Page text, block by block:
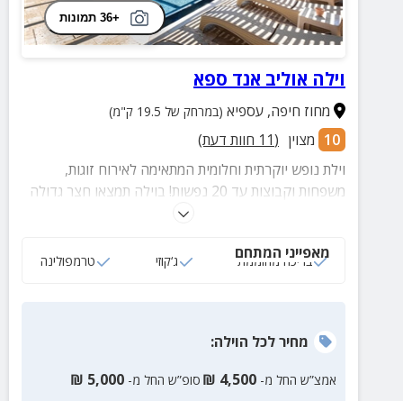
+36 תמונות
וילה אוליב אנד ספא
מחוז חיפה,עספיא (במרחק של 19.5 ק"מ)
10 מצוין (
11 חוות דעת)
וילת נופש יוקרתית וחלומית המתאימה לאירוח זוגות,
משפחות וקבוצות עד 20 נפשות! בוילה תמצאו חצר גדולה
עם בריכה מרעננת + ג'קוזי חיצוני, פינות ישיבה נוחות +
מאובזר, סלון גדול ועוד שלל פינוקים.
מאפייני המתחם
בריכה מחוממת ג‘קוזי טרמפולינה
מחירלכל הוילה:
אמצ”ש החל מ- 4,500
₪ סופ”ש החל מ- 5,000
₪